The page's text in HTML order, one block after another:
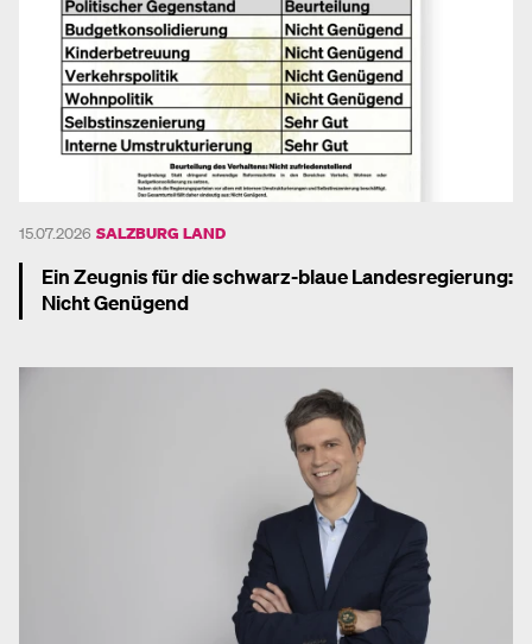
15.07.2026 SALZBURG LAND
Ein Zeugnis für die schwarz-blaue Landesregierung:
Nicht Genügend